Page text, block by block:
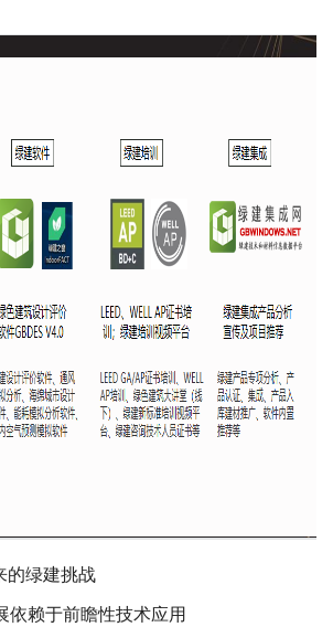
的绿建挑战
依赖于前瞻性技术应用